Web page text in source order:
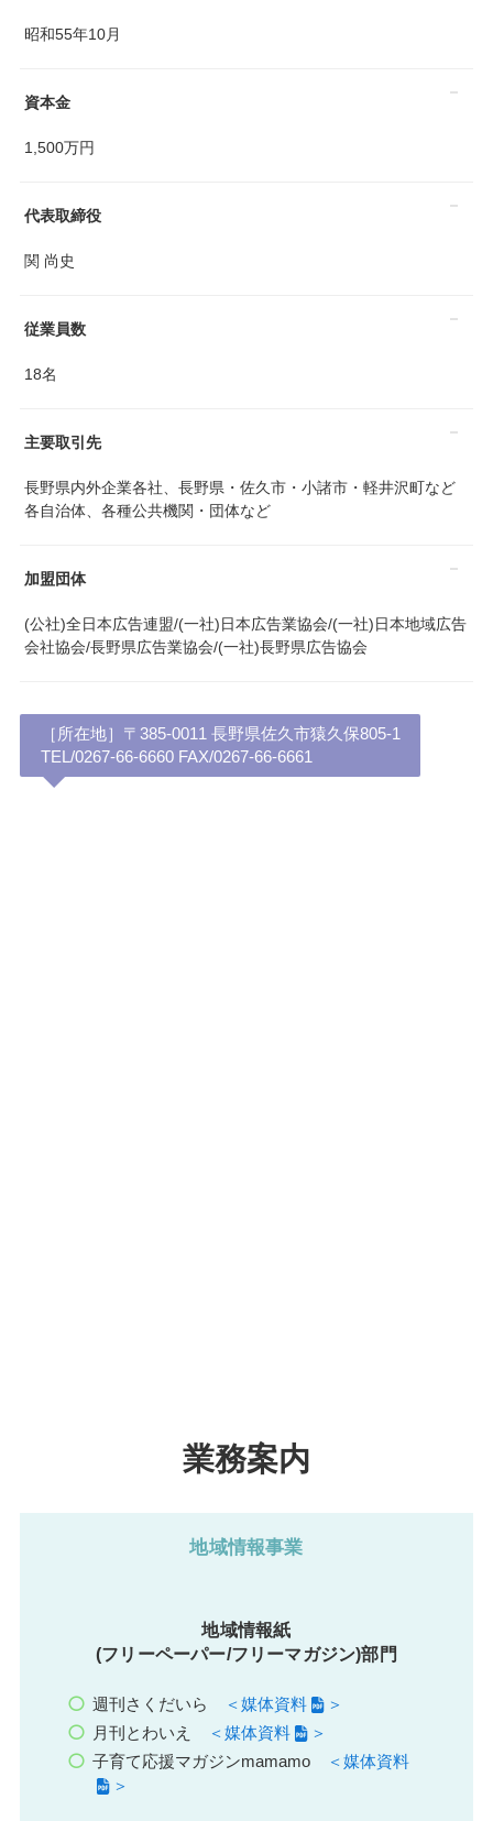
昭和55年10月
資本金
1,500万円
代表取締役
関 尚史
従業員数
18名
主要取引先
長野県内外企業各社、長野県・佐久市・小諸市・軽井沢町など
各自治体、各種公共機関・団体など
加盟団体
(公社)全日本広告連盟/(一社)日本広告業協会/(一社)日本地域広告
会社協会/長野県広告業協会/(一社)長野県広告協会
［所在地］〒385-0011 長野県佐久市猿久保805-1
TEL/0267-66-6660 FAX/0267-66-6661
業務案内
地域情報事業
地域情報紙
(フリーペーパー/フリーマガジン)部門
週刊さくだいら ＜媒体資料
＞
月刊とわいえ
＜媒体資料
＞
子育て応援マガジンmamamo
＜媒体資料
＞